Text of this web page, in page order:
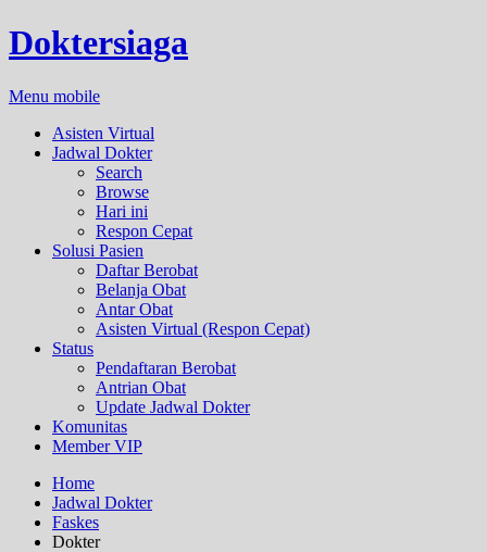
Doktersiaga
Menu mobile
Asisten Virtual
Jadwal Dokter
Search
Browse
Hari ini
Respon Cepat
Solusi Pasien
Daftar Berobat
Belanja Obat
Antar Obat
Asisten Virtual (Respon Cepat)
Status
Pendaftaran Berobat
Antrian Obat
Update Jadwal Dokter
Komunitas
Member VIP
Home
Jadwal Dokter
Faskes
Dokter